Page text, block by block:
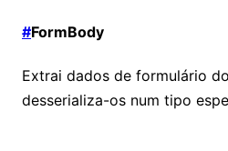
#FormBody
Extrai dados de formulário
desserializa-os num tipo